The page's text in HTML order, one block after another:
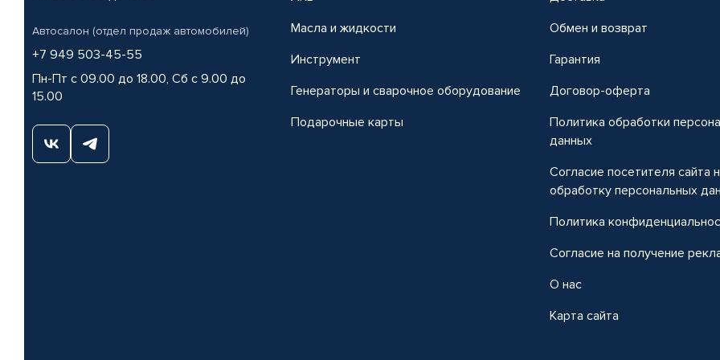
Автосалон (отдел продаж автомобилей)
+7 949 503-45-55
Пн-Пт с 09.00 до 18.00, Сб с 9.00 до
15.00
Масла и жидкости
Инструмент
Генераторы и сварочное оборудование
Подарочные карты
Обмен и возврат
Гарантия
Договор-оферта
Политика обработки
данных
Согласие посетителя сайта
обработку персональных
Политика
Согласие на получение
О нас
Карта сайта